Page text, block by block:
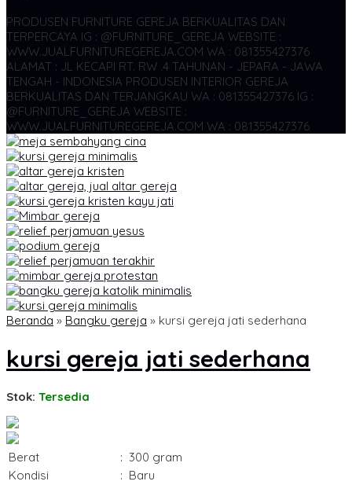
PRODUSEN FURNITURE GEREJA BERKUALITAS DAN
TERPERCAYA IG : @FURNITURE_GEREJA WEBSITE :
WWW.JUALFURNITUREGEREJA.COM WA : 081355427376
ALAMAT : JL KECAPI RT. RW .4 TAHUNAN - JEPARA - JAWA
TENGAH - INDONESIA PRODUSEN INTERIOR GEREJA
BERKUALITAS DAN TERJANGKAU WA : 081355427376 IG :
@FURNITURE_GEREJA WEBSITE :
WWW.JUALFURNITUREGEREJA.COM WA : 081355427376
Beranda » Bangku gereja » kursi gereja jati sederhana
kursi gereja jati sederhana
Stok: Tersedia
Berat : 300 gram
Kondisi
: Baru